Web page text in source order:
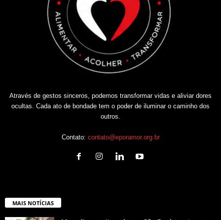
Através de gestos sinceros, podemos transformar vidas e aliviar dores
ocultas. Cada ato de bondade tem o poder de iluminar o caminho dos
outros.
Contato: contato@eporamor.org.br
MAIS NOTÍCIAS